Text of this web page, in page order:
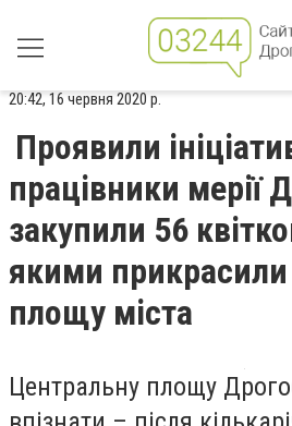
20:42, 16 червня 2020 р.
Проявили
працівники мерії
закупили 56
якими прикрасили
площу міста
Центральну площу